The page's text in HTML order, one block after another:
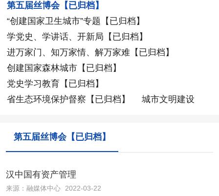
第五届丝博会【已归档】
“创建国家卫生城市”专题【已归档】
学党史、学讲话、开新局【已归档】
进万家门、知万家情、解万家难【已归档】
创建国家森林城市【已归档】
党史学习教育【已归档】
省生态环境保护督察【已归档】
城市文明建设
第五届丝博会【已归档】
汉中国有资产管理
来源： 融媒体中心 2022-03-22